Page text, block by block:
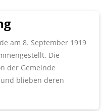
am 8. September 1919
Die
der Gemeinde
blieben deren